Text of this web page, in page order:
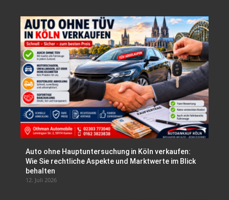
Auto ohne Hauptuntersuchung in Köln verkaufen:
Wie Sie rechtliche Aspekte und Marktwerte im Blick
behalten
12. Juli 2026